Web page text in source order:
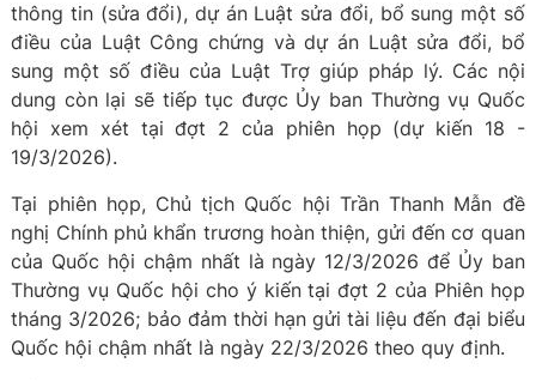
thông tin (sửa đổi), dự án Luật sửa đổi, bổ sung một số
điều của Luật Công chứng và dự án Luật sửa đổi, bổ
sung một số điều của Luật Trợ giúp pháp lý. Các nội
dung còn lại sẽ tiếp tục được Ủy ban Thường vụ Quốc
hội xem xét tại đợt 2 của phiên họp (dự kiến 18 -
19/3/2026).
Tại phiên họp, Chủ tịch Quốc hội Trần Thanh Mẫn đề
nghị Chính phủ khẩn trương hoàn thiện, gửi đến cơ quan
của Quốc hội chậm nhất là ngày 12/3/2026 để Ủy ban
Thường vụ Quốc hội cho ý kiến tại đợt 2 của Phiên họp
tháng 3/2026; bảo đảm thời hạn gửi tài liệu đến đại biểu
Quốc hội chậm nhất là ngày 22/3/2026 theo quy định.